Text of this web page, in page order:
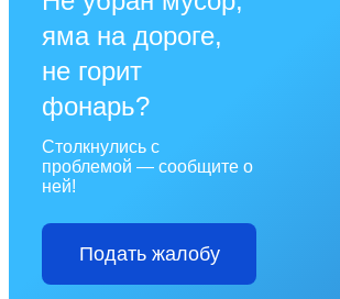
яма на дороге,
не горит
фонарь?
Столкнулись с
проблемой — сообщите о
ней!
Подать жалобу